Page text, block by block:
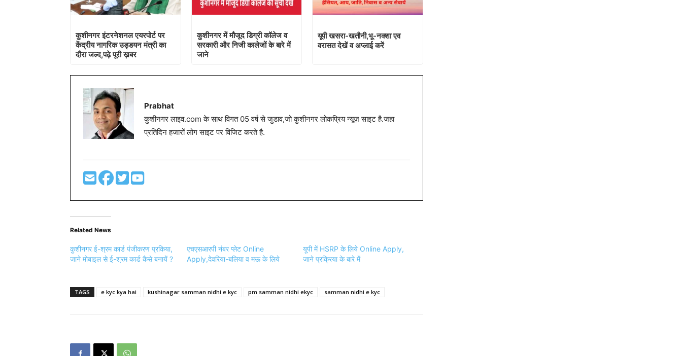
कुशीनगर इंटरनेशनल एयरपोर्ट पर
केंद्रीय नागरिक उड्डयन मंत्री का
दौरा जल्द,पढ़े पूरी ख़बर
कुशीनगर में मौजूद डिग्री कॉलेज व
सरकारी और निजी कालेजों के बारे में
जाने
यूपी खसरा-खतौनी,भू-नक्शा एव
वरासत देखें व अप्लाई करें
Prabhat
कुशीनगर लाइव.com के साथ विगत 05 वर्ष से जुडाव,जो कुशीनगर लोकप्रिय न्यूज़ साइट है.जहा
प्रतिदिन हजारों लोग साइट पर विजिट करते है.
Related News
कुशीनगर ई-श्रम कार्ड पंजीकरण प्रकिया,
जाने मोबाइल से ई-श्रम कार्ड कैसे बनायें ?
एचएसआरपी नंबर प्लेट Online
Apply,देवरिया-बलिया व मऊ के लिये
यूपी में HSRP के लिये Online Apply,
जाने प्रक्रिया के बारे में
TAGS e kyc kya hai kushinagar samman nidhi e kyc pm samman nidhi ekyc samman nidhi e kyc